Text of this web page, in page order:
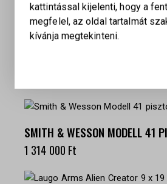
BAVARIAN TACTICAL BTS-15
SMITH & WESSON MODELL 41
1 314 000 Ft
kattintással kijelenti, hogy a
megfelel, az oldal tartalmát
kívánja megtekinteni.